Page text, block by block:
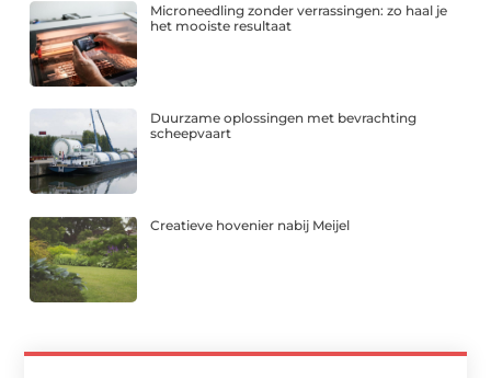
Microneedling zonder verrassingen: zo haal je
het mooiste resultaat
Duurzame oplossingen met bevrachting
scheepvaart
Creatieve hovenier nabij Meijel